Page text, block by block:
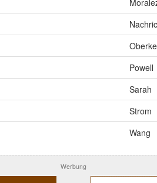
Powell
Sarah
Strom
Wang
Werbung